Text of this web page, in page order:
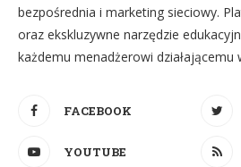
bezpośrednia i marketing sieciowy.
oraz ekskluzywne narzędzie
każdemu menadżerowi działającemu
FACEBOOK
YOUTUBE